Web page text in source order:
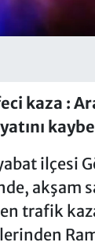
kaza :
ilçesi
akşam
trafik